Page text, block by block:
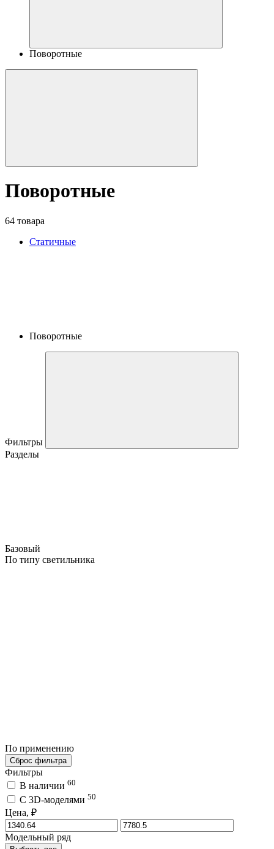
Поворотные
Поворотные
64 товара
Статичные
Поворотные
Фильтры
Разделы
Базовый
По типу светильника
По применению
Сброс фильтра
Фильтры
В наличии 60
C 3D-моделями 50
Цена, ₽
Модельный ряд